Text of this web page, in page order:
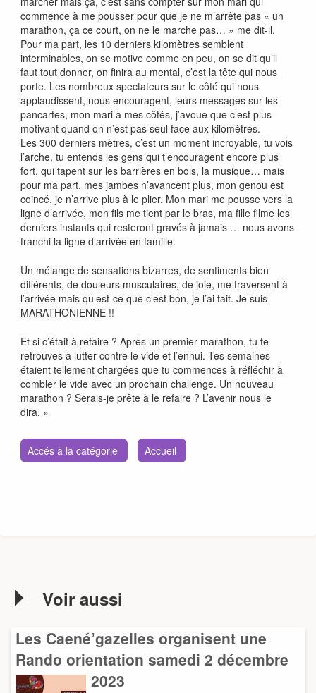
commence à me pousser pour que je ne m’arrête pas « un
marathon, ça ce court, on ne le marche pas… » me dit-il.
Pour ma part, les 10 derniers kilomètres semblent
interminables, on se motive comme en peu, on se dit qu’il
faut tout donner, on finira au mental, c’est la tête qui nous
porte. Les nombreux spectateurs sur le côté qui nous
applaudissent, nous encouragent, leurs messages sur les
pancartes, mon mari à mes côtés, j’avoue que c’est plus
motivant quand on n’est pas seul face aux kilomètres.
Les 300 derniers mètres, c’est un moment incroyable, tu vois
l’arche, tu entends les gens qui t’encouragent encore plus
fort, qui tapent sur les barrières en bois, la musique… mais
pour ma part, mes jambes n’avancent plus, mon genou est
coincé, je n’arrive plus à le plier. Mon mari me pousse vers la
ligne d’arrivée, mon fils me tient par le bras, ma fille filme les
derniers instants qui resteront gravés à jamais … nous avons
franchi la ligne d’arrivée en famille.
Un mélange de sensations bizarres, de sentiments bien
différents, de douleurs musculaires, de joie, me traversent à
l’arrivée mais qu’est-ce que c’est bon, je l’ai fait. Je suis
MARATHONIENNE !!
Et si c’était à refaire ? Après un premier marathon, tu te
retrouves à lutter contre le vide et l’ennui. Tes semaines
étaient tellement chargées que tu commences à réfléchir à
combler le vide avec un prochain challenge. Un nouveau
marathon ? Serais-je prête à le refaire ? L’avenir nous le
dira. »
Accés à la catégorie Accueil
Voir aussi
Les Caené’gazelles organisent une
Rando orientation samedi 2 décembre
2023